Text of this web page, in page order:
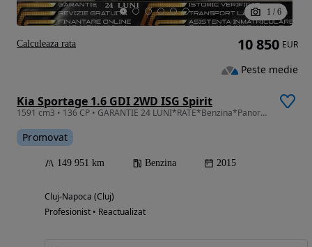
1 / 6
Kia Sportage 1.6 GDI 2WD ISG Spirit
1591 cm3 • 136 CP • GARANTIE 24 LUNI*RATE*Benzina*Panorama*Piele*Navi*Camera*Incalzire F+S
Promovat
149 951 km Benzina 2015
Cluj-Napoca (Cluj)
Profesionist • Reactualizat
10 850 EUR
Peste medie
Calculeaza rata